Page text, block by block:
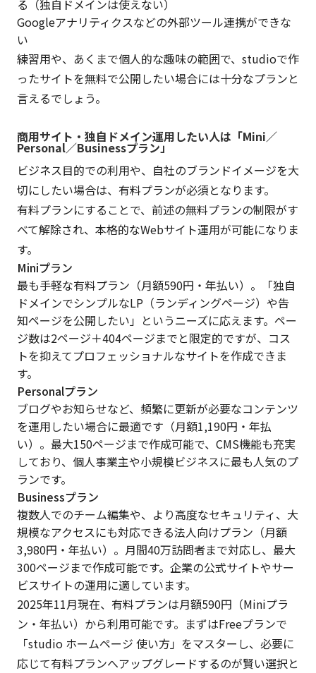
る（独自ドメインは使えない）
Googleアナリティクスなどの外部ツール連携ができな
い
練習用や、あくまで個人的な趣味の範囲で、studioで作
ったサイトを無料で公開したい場合には十分なプランと
言えるでしょう。
商用サイト・独自ドメイン運用したい人は「Mini／
Personal／Businessプラン」
ビジネス目的での利用や、自社のブランドイメージを大
切にしたい場合は、有料プランが必須となります。
有料プランにすることで、前述の無料プランの制限がす
べて解除され、本格的なWebサイト運用が可能になりま
す。
Miniプラン
最も手軽な有料プラン（月額590円・年払い）。「独自
ドメインでシンプルなLP（ランディングページ）や告
知ページを公開したい」というニーズに応えます。ペー
ジ数は2ページ＋404ページまでと限定的ですが、コス
トを抑えてプロフェッショナルなサイトを作成できま
す。
Personalプラン
ブログやお知らせなど、頻繁に更新が必要なコンテンツ
を運用したい場合に最適です（月額1,190円・年払
い）。最大150ページまで作成可能で、CMS機能も充実
しており、個人事業主や小規模ビジネスに最も人気のプ
ランです。
Businessプラン
複数人でのチーム編集や、より高度なセキュリティ、大
規模なアクセスにも対応できる法人向けプラン（月額
3,980円・年払い）。月間40万訪問者まで対応し、最大
300ページまで作成可能です。企業の公式サイトやサー
ビスサイトの運用に適しています。
2025年11月現在、有料プランは月額590円（Miniプラ
ン・年払い）から利用可能です。まずはFreeプランで
「studio ホームページ 使い方」をマスターし、必要に
応じて有料プランへアップグレードするのが賢い選択と